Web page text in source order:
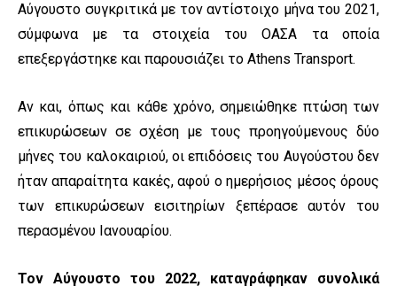
Αύγουστο συγκριτικά με τον αντίστοιχο μήνα του 2021,
σύμφωνα με τα στοιχεία του ΟΑΣΑ τα οποία
επεξεργάστηκε και παρουσιάζει το Athens Transport.
Αν και, όπως και κάθε χρόνο, σημειώθηκε πτώση των
επικυρώσεων σε σχέση με τους προηγούμενους δύο
μήνες του καλοκαιριού, οι επιδόσεις του Αυγούστου δεν
ήταν απαραίτητα κακές, αφού ο ημερήσιος μέσος όρους
των επικυρώσεων εισιτηρίων ξεπέρασε αυτόν του
περασμένου Ιανουαρίου.
Τον Αύγουστο του 2022, καταγράφηκαν συνολικά